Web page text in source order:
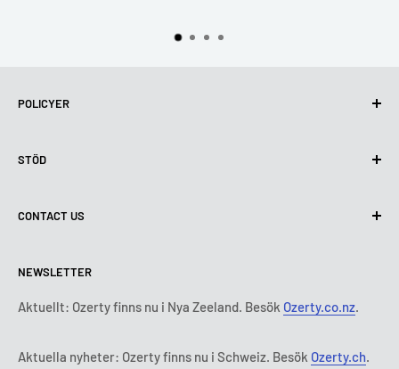
POLICYER
Användning av cookies (GDPR)
Leveransvillkor
Betalningsvillkor
Abonnemangets villkor och bestämmelser
STÖD
Kontakta oss
Rättsligt meddelande
FAQ
Ozerty håller dig säker
CONTACT US
Tisdag:9:00 - 18:00
Onsdag:
9:00 - 18:00
Fredag:
9:00 - 18:00
NEWSLETTER
Aktuellt: Ozerty finns nu i Nya Zeeland. Besök Ozerty.co.nz.
Aktuella nyheter: Ozerty finns nu i Schweiz. Besök Ozerty.ch.